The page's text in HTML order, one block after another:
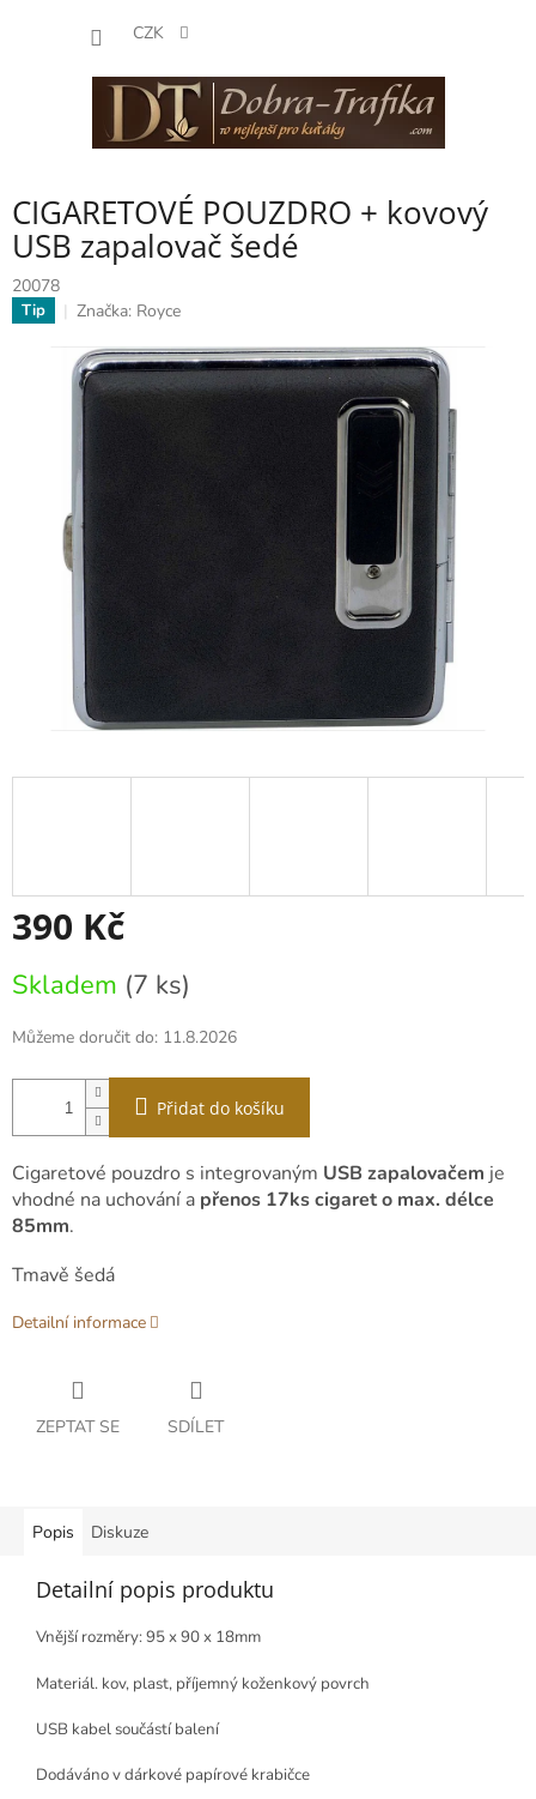
CZK
CIGARETOVÉ POUZDRO + kovový
USB zapalovač šedé
20078
Tip Značka: Royce
390 Kč
cena:
Skladem (7 ks)
Můžeme doručit do: 11.8.2026
Přidat do košíku
Cigaretové pouzdro s integrovaným USB zapalovačem je
vhodné na uchování a přenos 17ks cigaret o max. délce
85mm.
Tmavě šedá
Detailní informace
ZEPTAT SE SDÍLET
Popis Diskuze
Detailní popis produktu
Vnější rozměry: 95 x 90 x 18mm
Materiál. kov, plast, příjemný koženkový povrch
USB kabel součástí balení
Dodáváno v dárkové papírové krabičce